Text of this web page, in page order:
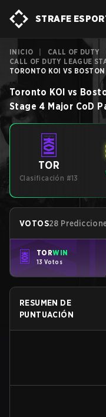
STRAFE
INICIO CALL OF DUTY
CALL OF DUTY LEAGUE
TORONTO KOI VS
Toronto KOI vs
Stage 4 Major CoD
TOR
Clasificación #13
VOTOS28
TORWIN
13 Votos
RESUMEN DE
PUNTUACIÓN